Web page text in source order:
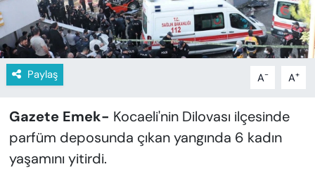
Paylaş A- A+
Gazete Emek- Kocaeli'nin Dilovası ilçesinde
parfüm deposunda çıkan yangında 6 kadın
yaşamını yitirdi.
YAZAR KÖŞESİ
SİYASET
VAN VE DİYARBAKIR HABERLERİ